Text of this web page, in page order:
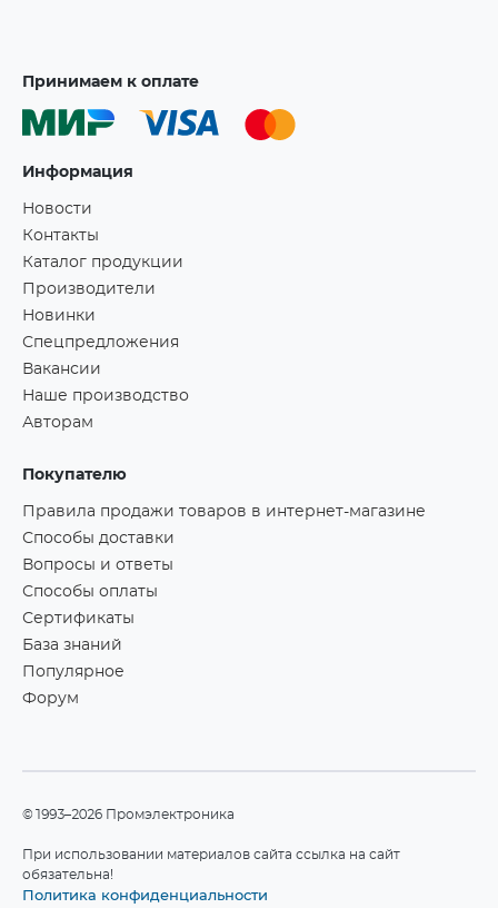
Принимаем к оплате
Информация
Новости
Контакты
Каталог продукции
Производители
Новинки
Спецпредложения
Вакансии
Наше производство
Авторам
Покупателю
Правила продажи товаров в интернет-магазине
Способы доставки
Вопросы и ответы
Способы оплаты
Сертификаты
База знаний
Популярное
Форум
©1993–2026 Промэлектроника
При использовании материалов сайта ссылка на сайт
обязательна!
Политика конфиденциальности